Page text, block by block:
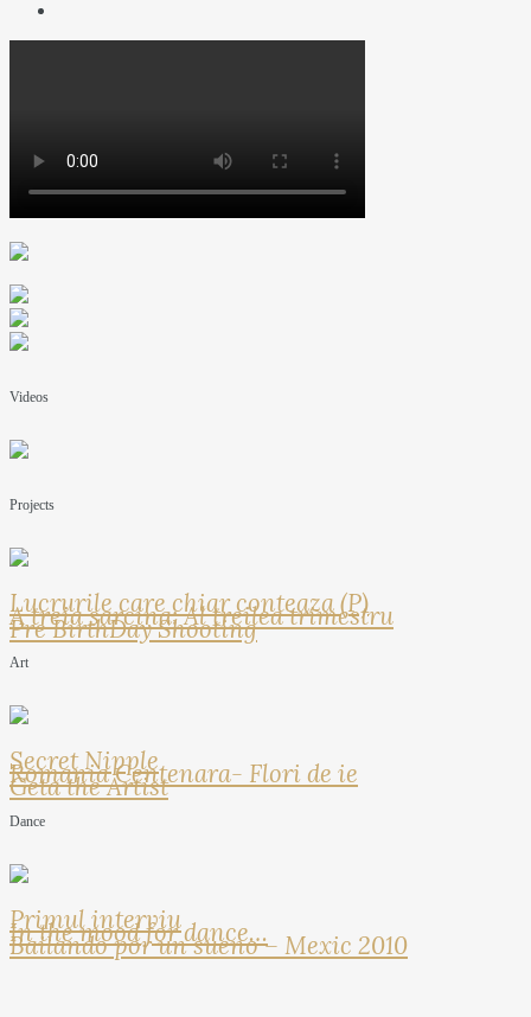
Videos
Projects
Lucrurile care chiar conteaza (P)
A treia sarcina: Al treilea trimestru
Pre BirthDay Shooting
Art
Secret Nipple
Romania Centenara- Flori de ie
Geta the Artist
Dance
Primul interviu
In the mood for dance…
Bailando por un sueno – Mexic 2010